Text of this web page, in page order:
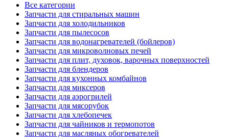
Все категории
Запчасти для стиральных машин
Запчасти для холодильников
Запчасти для пылесосов
Запчасти для водонагревателей (бойлеров)
Запчасти для микроволновых печей
Запчасти для плит, духовок, варочных поверхностей
Запчасти для блендеров
Запчасти для кухонных комбайнов
Запчасти для миксеров
Запчасти для аэрогрилей
Запчасти для мясорубок
Запчасти для хлебопечек
Запчасти для чайников и термопотов
Запчасти для масляных обогревателей